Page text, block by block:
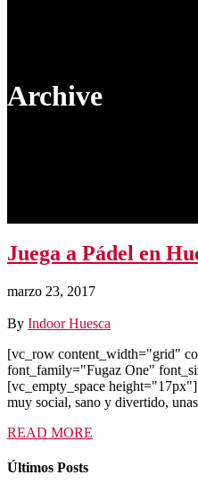
Archive
Juega a Pádel en
marzo 23, 2017
By Indoor Huesca
[vc_row content_width="grid"
font_family="Fugaz One"
[vc_empty_space
muy social, sano y divertido,
READ MORE
Últimos Posts